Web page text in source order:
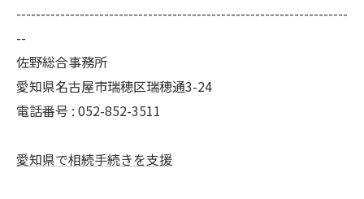
--------------------------------------------------------------------
--
佐野総合事務所
愛知県名古屋市瑞穂区瑞穂通3-24
電話番号 : 052-852-3511
愛知県で相続手続きを支援